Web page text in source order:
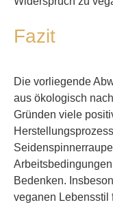
Fazit
Die vorliegende
aus ökologisch
Gründen viele
Bedenken.
veganen Lebensstil